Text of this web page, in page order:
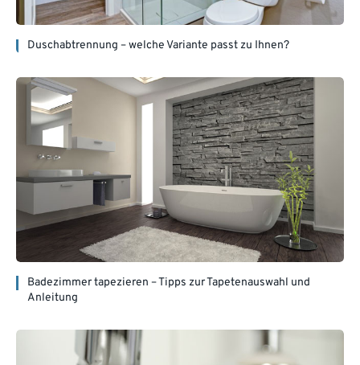
Duschabtrennung – welche Variante passt zu Ihnen?
Badezimmer tapezieren – Tipps zur Tapetenauswahl und
Anleitung